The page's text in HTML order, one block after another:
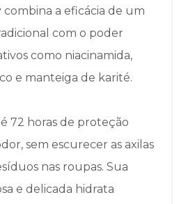
combina a eficácia de um
com o poder
como niacinamida,
e manteiga de karité.
72 horas de proteção
sem escurecer as axilas
nas roupas. Sua
e delicada hidrata